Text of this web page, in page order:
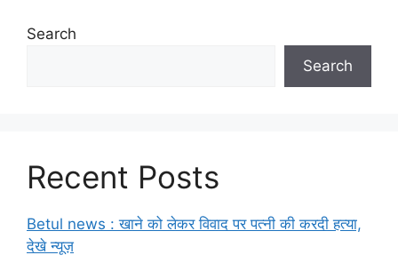
Search
Search
Recent Posts
Betul news : खाने को लेकर विवाद पर पत्नी की करदी हत्या,
देखे न्यूज़